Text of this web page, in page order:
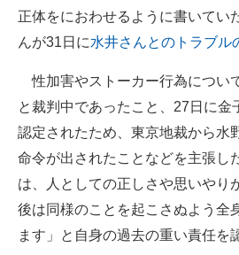
正体をにおわせるように書いてい
んが31日に水井さんとのトラブル
性加害やストーカー行為につい
と裁判中であったこと、27日に金
認定されたため、東京地裁から水
命令が出されたことなどを主張し
は、人としての正しさや思いやり
後は同様のことを起こさぬよう全
ます」と自身の過去の重い責任を